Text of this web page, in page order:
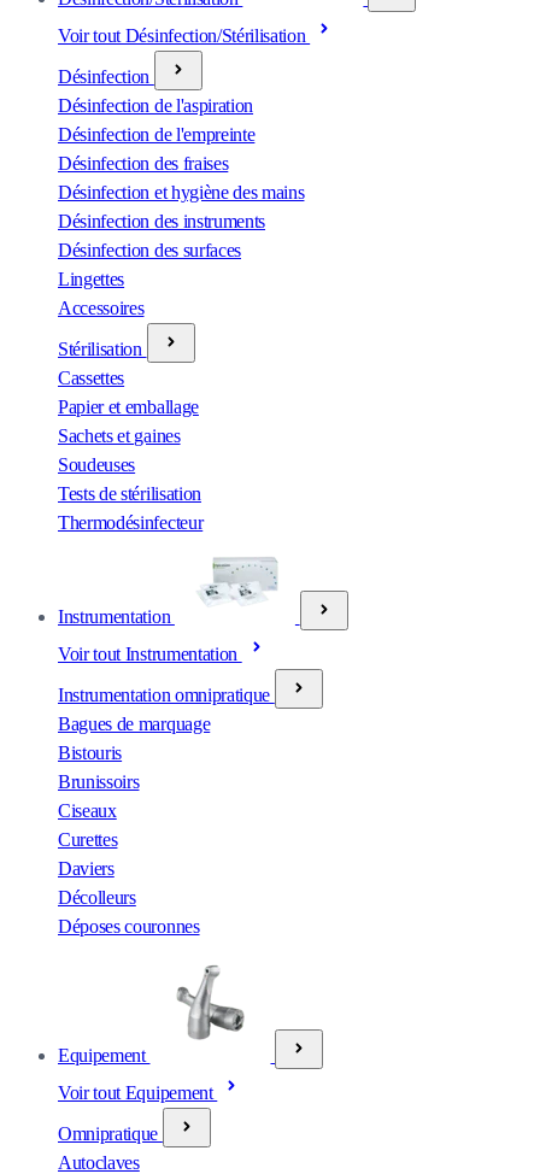
Voir tout Désinfection/Stérilisation
Désinfection
Désinfection de l'aspiration
Désinfection de l'empreinte
Désinfection des fraises
Désinfection et hygiène des mains
Désinfection des instruments
Désinfection des surfaces
Lingettes
Accessoires
Stérilisation
Cassettes
Papier et emballage
Sachets et gaines
Soudeuses
Tests de stérilisation
Thermodésinfecteur
Instrumentation
Voir tout Instrumentation
Instrumentation omnipratique
Bagues de marquage
Bistouris
Brunissoirs
Ciseaux
Curettes
Daviers
Décolleurs
Déposes couronnes
Equipement
Voir tout Equipement
Omnipratique
Autoclaves